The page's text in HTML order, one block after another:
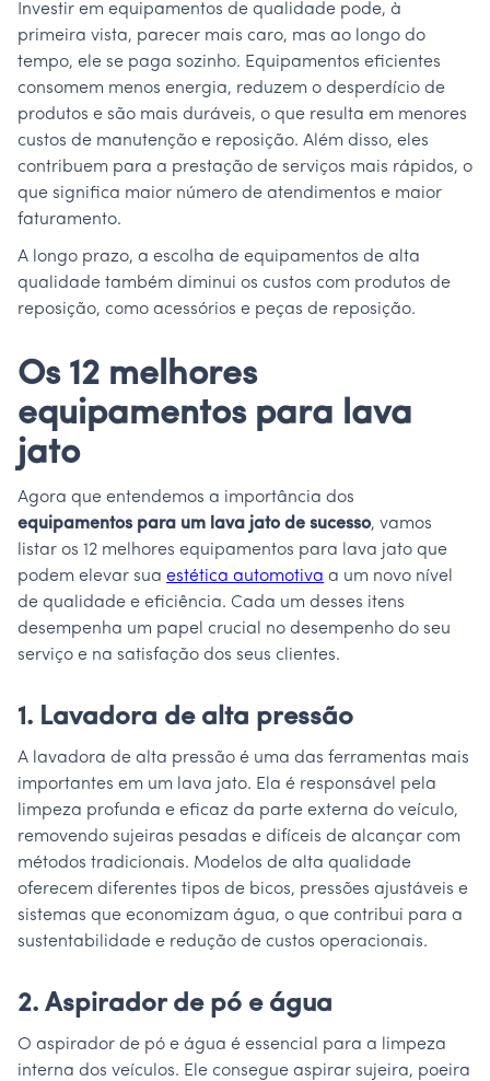
Investir em equipamentos de qualidade pode, à
primeira vista, parecer mais caro, mas ao longo do
tempo, ele se paga sozinho. Equipamentos eficientes
consomem menos energia, reduzem o desperdício de
produtos e são mais duráveis, o que resulta em menores
custos de manutenção e reposição. Além disso, eles
contribuem para a prestação de serviços mais rápidos, o
que significa maior número de atendimentos e maior
faturamento.
A longo prazo, a escolha de equipamentos de alta
qualidade também diminui os custos com produtos de
reposição, como acessórios e peças de reposição.
Os 12 melhores
equipamentos para lava
jato
Agora que entendemos a importância dos
equipamentos para um lava jato de sucesso, vamos
listar os 12 melhores equipamentos para lava jato que
podem elevar sua estética automotiva a um novo nível
de qualidade e eficiência. Cada um desses itens
desempenha um papel crucial no desempenho do seu
serviço e na satisfação dos seus clientes.
1. Lavadora de alta pressão
A lavadora de alta pressão é uma das ferramentas mais
importantes em um lava jato. Ela é responsável pela
limpeza profunda e eficaz da parte externa do veículo,
removendo sujeiras pesadas e difíceis de alcançar com
métodos tradicionais. Modelos de alta qualidade
oferecem diferentes tipos de bicos, pressões ajustáveis e
sistemas que economizam água, o que contribui para a
sustentabilidade e redução de custos operacionais.
2. Aspirador de pó e água
O aspirador de pó e água é essencial para a limpeza
interna dos veículos. Ele consegue aspirar sujeira, poeira